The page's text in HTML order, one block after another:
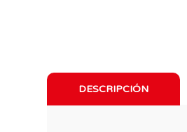
DESCRIPCIÓN